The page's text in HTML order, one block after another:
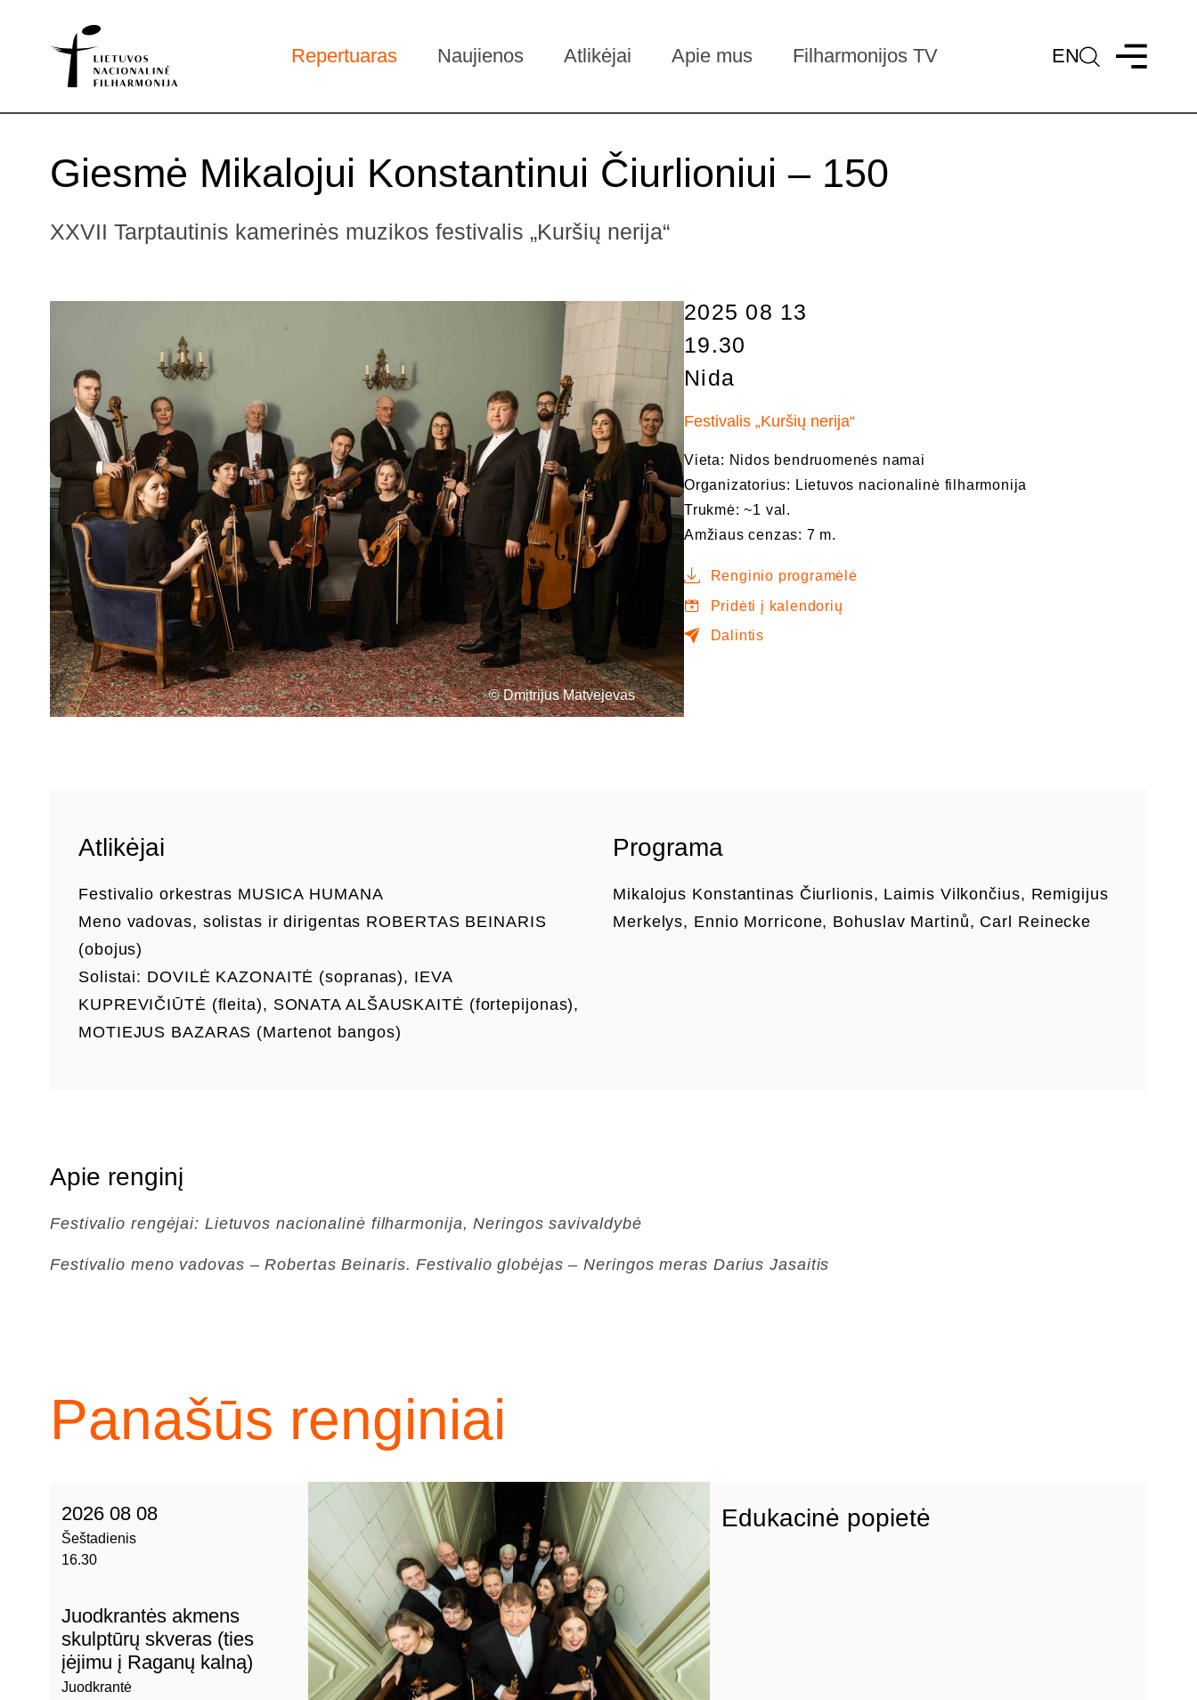
Repertuaras Naujienos Atlikėjai Apie mus Filharmonijos TV EN
Giesmė Mikalojui Konstantinui Čiurlioniui – 150
XXVII Tarptautinis kamerinės muzikos festivalis „Kuršių nerija“
© Dmitrijus Matvejevas
2025 08 13
19.30
Nida
Festivalis „Kuršių nerija“
Vieta: Nidos bendruomenės namai
Organizatorius: Lietuvos nacionalinė filharmonija
Trukmė: ~1 val.
Amžiaus cenzas: 7 m.
Renginio programėlė
Pridėti į kalendorių
Dalintis
Atlikėjai
Festivalio orkestras MUSICA HUMANA
Meno vadovas, solistas ir dirigentas ROBERTAS BEINARIS
(obojus)
Solistai: DOVILĖ KAZONAITĖ (sopranas), IEVA
KUPREVIČIŪTĖ (fleita), SONATA ALŠAUSKAITĖ (fortepijonas),
MOTIEJUS BAZARAS (Martenot bangos)
Programa
Mikalojus Konstantinas Čiurlionis, Laimis Vilkončius, Remigijus
Merkelys, Ennio Morricone, Bohuslav Martinů, Carl Reinecke
Apie renginį
Festivalio rengėjai: Lietuvos nacionalinė filharmonija, Neringos savivaldybė
Festivalio meno vadovas – Robertas Beinaris. Festivalio globėjas – Neringos meras Darius Jasaitis
Panašūs renginiai
2026 08 08
Šeštadienis
16.30
Juodkrantės akmens
skulptūrų skveras (ties
įėjimu į Raganų kalną)
Juodkrantė
Edukacinė popietė